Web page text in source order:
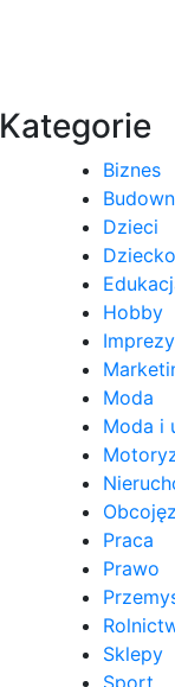
Kategorie
Biznes
Dzieci
Dziecko
Hobby
Imprezy
Moda
Moda i
Praca
Prawo
Sklepy
Sport